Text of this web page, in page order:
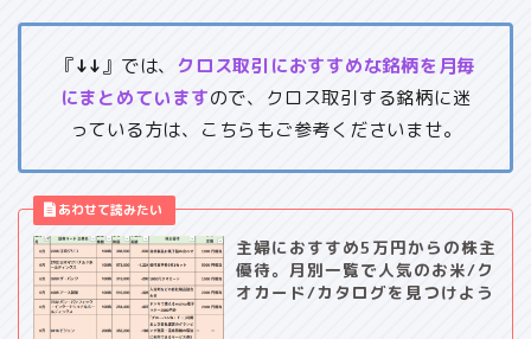
『↓↓』では、 クロス取引におすすめな銘柄を月毎
にまとめていますので、クロス取引する銘柄に迷
っている方は、こちらもご参考くださいませ。
主婦におすすめ5万円からの株主
優待。月別一覧で人気のお米/ク
オカード/カタログを見つけよう